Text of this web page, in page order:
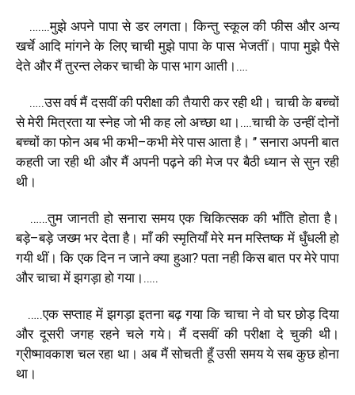
…….मुझे अपने पापा से डर लगता। किन्तु स्कूल की फीस और अन्य
खर्चे आदि मांगने के लिए चाची मुझे पापा के पास भेजतीं। पापा मुझे पैसे
देते और मैं तुरन्त लेकर चाची के पास भाग आती। ….
…..उस वर्ष मैं दसवीं की परीक्षा की तैयारी कर रही थी। चाची के बच्चों
से मेरी मित्रता या स्नेह जो भी कह लो अच्छा था। ….चाची के उन्हीं दोनों
बच्चों का फोन अब भी कभी–कभी मेरे पास आता है। ’’सनारा अपनी बात
कहती जा रही थी और मैं अपनी पढ़ने की मेज पर बैठी ध्यान से सुन रही
थी।
……तुम जानती हो सनारा समय एक चिकित्सक की भाँति होता है।
बड़े–बड़े जख्म भर देता है। माँ की स्मृतियाँ मेरे मन मस्तिष्क में धुँधली हो
गयी थीं। कि एक दिन न जाने क्या हुआ?पता नही किस बात पर मेरे पापा
और चाचा में झगड़ा हो गया। …..
…..एक सप्ताह में झगड़ा इतना बढ़ गया कि चाचा ने वो घर छोड़ दिया
और दूसरी जगह रहने चले गये। मैं दसवीं की परीक्षा दे चुकी थी।
ग्रीष्मावकाश चल रहा था। अब मैं सोचती हूँ उसी समय ये सब कुछ होना
था।